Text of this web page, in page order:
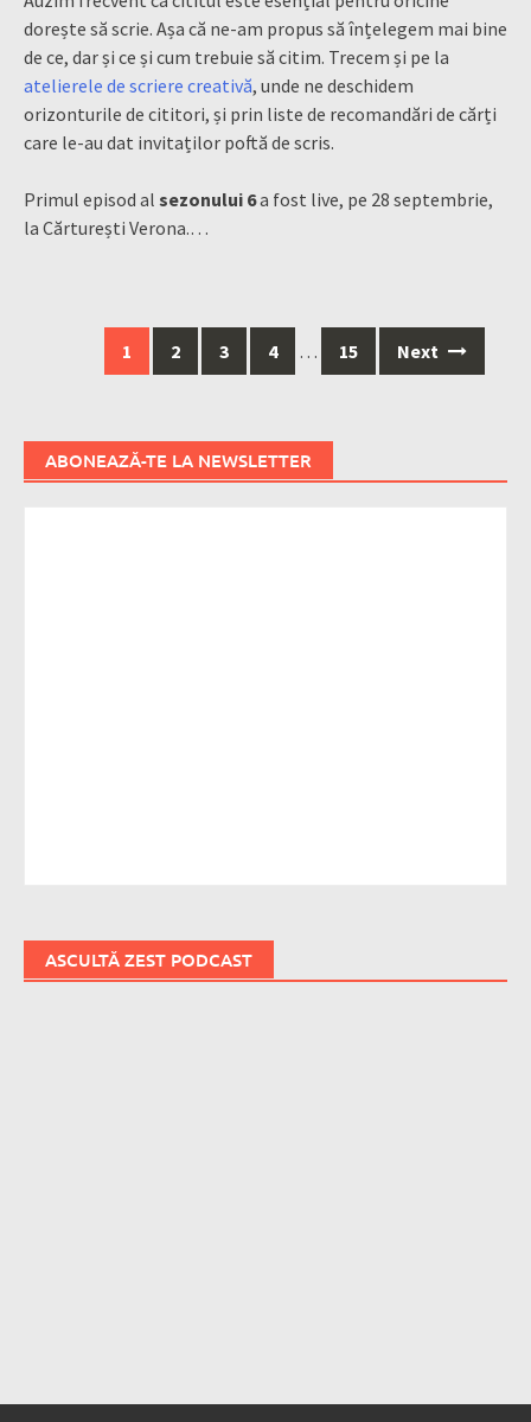
dorește să scrie. Așa că ne-am propus să înțelegem mai bine
de ce, dar și ce și cum trebuie să citim. Trecem și pe la
atelierele de scriere creativă, unde ne deschidem
orizonturile de cititori, și prin liste de recomandări de cărți
care le-au dat invitaților poftă de scris.
Primul episod al sezonului 6a fost live, pe 28 septembrie,
la Cărturești Verona.…
navigation
1 2 3 4 … 15 Next
ABONEAZĂ-TE LA NEWSLETTER
ASCULTĂ ZEST PODCAST